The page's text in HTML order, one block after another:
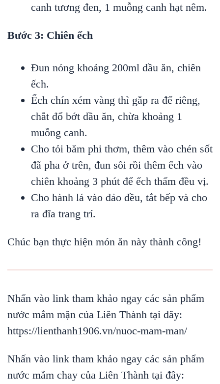
canh tương đen, 1 muỗng canh hạt nêm.
Bước 3: Chiên ếch
Đun nóng khoảng 200ml dầu ăn, chiên
ếch.
Ếch chín xém vàng thì gắp ra để riêng,
chắt đổ bớt dầu ăn, chừa khoảng 1
muỗng canh.
Cho tỏi băm phi thơm, thêm vào chén sốt
đã pha ở trên, đun sôi rồi thêm ếch vào
chiên khoảng 3 phút để ếch thấm đều vị.
Cho hành lá vào đảo đều, tắt bếp và cho
ra đĩa trang trí.
Chúc bạn thực hiện món ăn này thành công!
Nhấn vào link tham khảo ngay các sản phẩm
nước mắm mặn của Liên Thành tại đây:
https://lienthanh1906.vn/nuoc-mam-man/
Nhấn vào link tham khảo ngay các sản phẩm
nước mắm chay của Liên Thành tại đây: